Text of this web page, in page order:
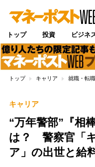
トップ 投資 ビジネ
トップ キャリア 就職・転職
キャリア
“万年警部”『相
は？ 警察官「
ア」の出世と給